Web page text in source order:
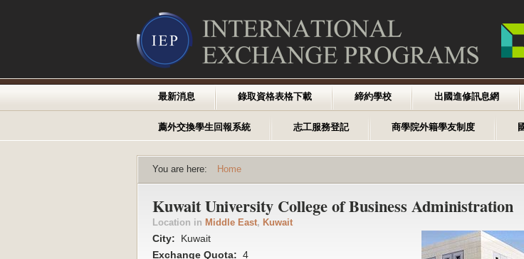
最新消息 錄取資格表格下載 締約學校 出國進修訊息網
薦外交換學生回報系統 志工服務登記 商學院外籍學友制度
You are here: Home
Kuwait University College of Business Administration
Location in Middle East, Kuwait
City:
Kuwait
Exchange Quota: 4